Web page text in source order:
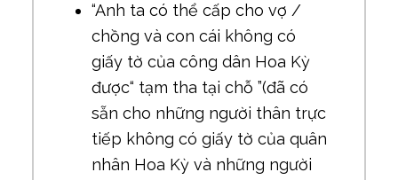
“Anh ta có thể cấp cho vợ /
chồng và con cái không có
giấy tờ của công dân Hoa Kỳ
được“ tạm tha tại chỗ ”(đã có
sẵn cho những người thân trực
tiếp không có giấy tờ của quân
nhân Hoa Kỳ và những người